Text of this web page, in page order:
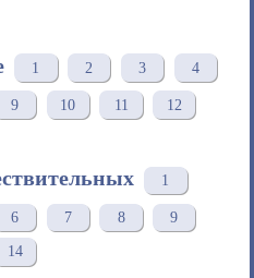
1 2 3 4
9 10 11 12
1
6 7 8 9
14